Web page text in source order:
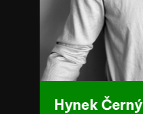
Hynek Černý